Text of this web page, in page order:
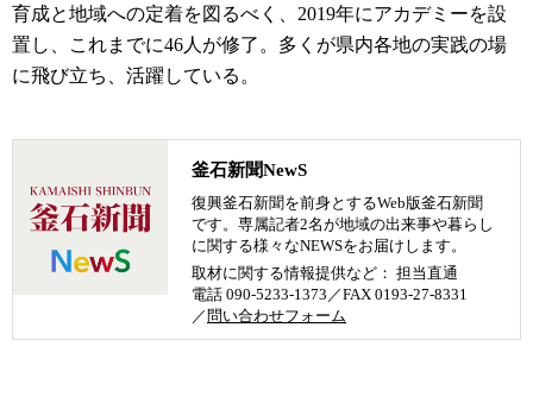
育成と地域への定着を図るべく、2019年にアカデミーを設
置し、これまでに46人が修了。多くが県内各地の実践の場
に飛び立ち、活躍している。
釜石新聞NewS
復興釜石新聞を前身とするWeb版釜石新聞
です。専属記者2名が地域の出来事や暮らし
に関する様々なNEWSをお届けします。
取材に関する情報提供など： 担当直通
電話 090-5233-1373／FAX 0193-27-8331
／ 問い合わせフォーム